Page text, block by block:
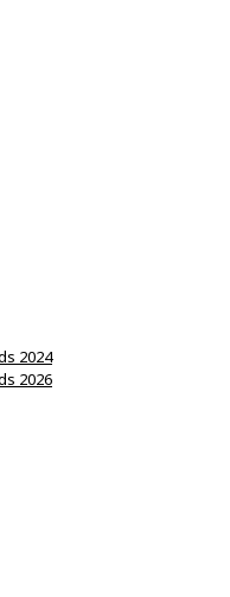
2024
2026